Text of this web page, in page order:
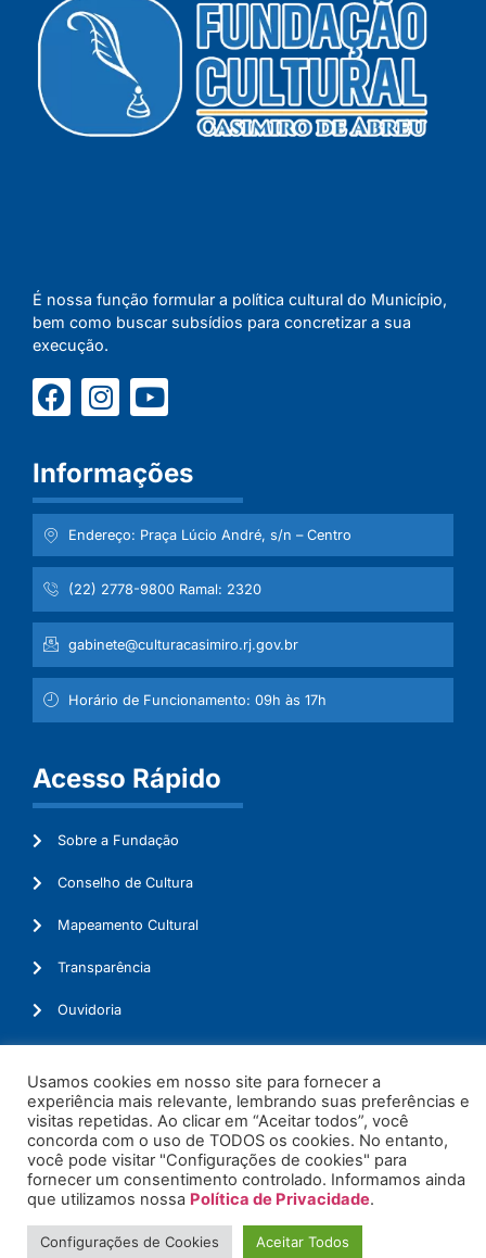
É nossa função formular a política cultural do Município,
bem como buscar subsídios para concretizar a sua
execução.
Informações
Endereço: Praça Lúcio André, s/n – Centro
(22) 2778-9800 Ramal: 2320
gabinete@culturacasimiro.rj.gov.br
Horário de Funcionamento: 09h às 17h
Acesso Rápido
Sobre a Fundação
Conselho de Cultura
Mapeamento Cultural
Transparência
Ouvidoria
© 2026. Todos os Direitos Reservados.
Usamos cookies em nosso site para fornecer a
experiência mais relevante, lembrando suas preferências e
visitas repetidas. Ao clicar em “Aceitar todos”, você
concorda com o uso de TODOS os cookies. No entanto,
você pode visitar "Configurações de cookies" para
fornecer um consentimento controlado. Informamos ainda
que utilizamos nossa Política de Privacidade.
Configurações de Cookies Aceitar Todos